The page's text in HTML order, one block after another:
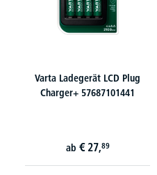
Varta Ladegerät LCD Plug
Charger+ 57687101441
ab € 27,89